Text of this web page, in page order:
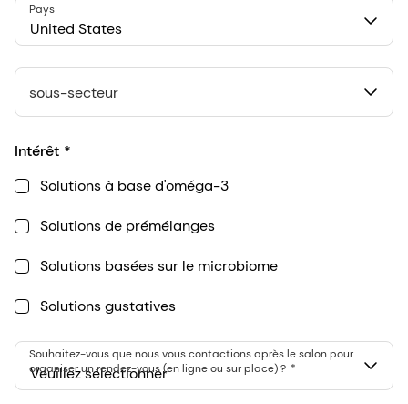
548 Market St Pmb 90375, San Francisco, California, US
United States
Pays
sous-secteur
Intérêt
Solutions à base d'oméga-3
Solutions de prémélanges
Solutions basées sur le microbiome
Solutions gustatives
Veuillez sélectionner
Souhaitez-vous que nous vous contactions après le salon pour
organiser un rendez-vous (en ligne ou sur place) ?